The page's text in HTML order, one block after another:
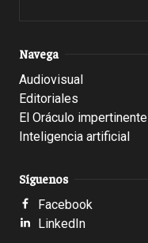
Navega
Audiovisual
Editoriales
El Oráculo impertinente
Inteligencia artificial
Síguenos
Facebook
LinkedIn